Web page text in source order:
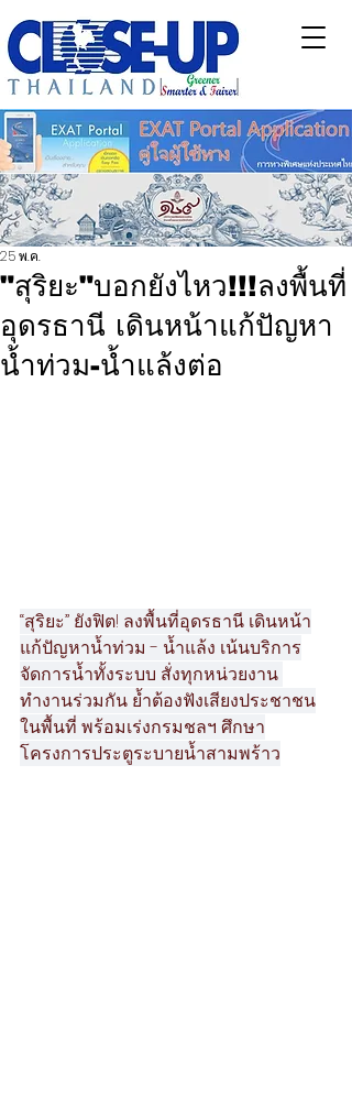
"สุริยะ"บอกยังไหว!!!ลงพื้นที่
อุดรธานี เดินหน้าแก้ปัญหา
น้ำท่วม-น้ำแล้งต่อ
25 พ.ค.
“สุริยะ” ยังฟิต! ลงพื้นที่อุดรธานี เดินหน้า
แก้ปัญหาน้ำท่วม - น้ำแล้ง เน้นบริการ
จัดการน้ำทั้งระบบ สั่งทุกหน่วยงาน
ทำงานร่วมกัน ย้ำต้องฟังเสียงประชาชน
ในพื้นที่ พร้อมเร่งกรมชลฯ ศึกษา
โครงการประตูระบายน้ำสามพร้าว